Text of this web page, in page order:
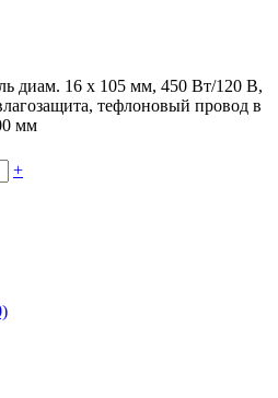
диам. 16 х 105 мм, 450 Вт/120 В,
тефлоновый провод в
мм
+